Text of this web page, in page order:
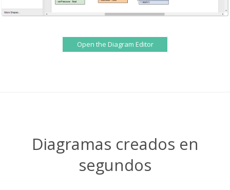
Open the Diagram Editor
Diagramas creados en
segundos